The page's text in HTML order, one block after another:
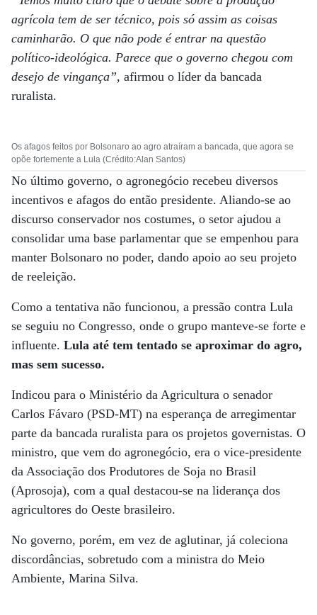
agrícola tem de ser técnico, pois só assim as coisas
caminharão. O que não pode é entrar na questão
político-ideológica. Parece que o governo chegou com
desejo de vingança”, afirmou o líder da bancada
ruralista.
Os afagos feitos por Bolsonaro ao agro atraíram a bancada, que agora se
opõe fortemente a Lula (Crédito:Alan Santos)
No último governo, o agronegócio recebeu diversos
incentivos e afagos do então presidente. Aliando-se ao
discurso conservador nos costumes, o setor ajudou a
consolidar uma base parlamentar que se empenhou para
manter Bolsonaro no poder, dando apoio ao seu projeto
de reeleição.
Como a tentativa não funcionou, a pressão contra Lula
se seguiu no Congresso, onde o grupo manteve-se forte e
influente. Lula até tem tentado se aproximar do agro,
mas sem sucesso.
Indicou para o Ministério da Agricultura o senador
Carlos Fávaro (PSD-MT) na esperança de arregimentar
parte da bancada ruralista para os projetos governistas. O
ministro, que vem do agronegócio, era o vice-presidente
da Associação dos Produtores de Soja no Brasil
(Aprosoja), com a qual destacou-se na liderança dos
agricultores do Oeste brasileiro.
No governo, porém, em vez de aglutinar, já coleciona
discordâncias, sobretudo com a ministra do Meio
Ambiente, Marina Silva.